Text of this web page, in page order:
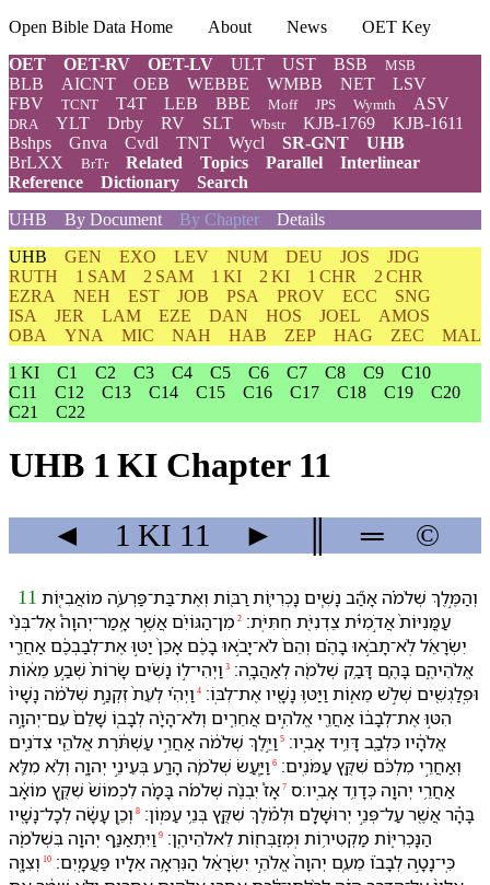
Open Bible Data Home About News
OET Key
OET
OET-RV OET-LV ULT UST BSB MSB
BLB AICNT OEB WEBBE WMBB NET
LSV
FBV
TCNT T4T LEB BBE Moff JPS Wymth ASV
DRA YLT Drby RV SLT Wbstr KJB-1769
KJB-1611
Bshps
Gnva Cvdl TNT Wycl SR-GNT
UHB
BrLXX
BrTr Related Topics Parallel
Interlinear
Reference
Dictionary
Search
UHB
By Document By Chapter Details
UHB GEN EXO LEV NUM DEU JOS
JDG
RUTH
1 SAM 2 SAM 1 KI 2 KI 1 CHR
2 CHR
EZRA
NEH EST JOB PSA PROV ECC
SNG
ISA
JER LAM EZE DAN HOS JOEL
AMOS
OBA
YNA MIC NAH HAB ZEP HAG ZEC
MAL
1 KI
C1 C2 C3 C4 C5 C6 C7 C8 C9
C10
C11
C12 C13 C14 C15 C16 C17 C18 C19
C20
C21
C22
UHB 1 KI Chapter 11
◄ 1 KI 11 ► ═ ©
11 וְ⁠הַ⁠מֶּ֣לֶךְ שְׁלֹמֹ֗ה אָהַ֞ב נָשִׁ֧ים נָכְרִיּ֛וֹת רַבּ֖וֹת וְ⁠אֶת־בַּת־פַּרְעֹ֑ה מוֹאֲבִיּ֤וֹת
עַמֳּנִיּוֹת֙ אֲדֹ֣מִיֹּ֔ת צֵדְנִיֹּ֖ת חִתִּיֹּֽת׃ 2 מִן־הַ⁠גּוֹיִ֗ם אֲשֶׁ֣ר אָֽמַר־יְהוָה֩ אֶל־בְּנֵ֨י
יִשְׂרָאֵ֜ל לֹֽא־תָבֹ֣אוּ בָ⁠הֶ֗ם וְ⁠הֵם֙ לֹא־יָבֹ֣אוּ בָ⁠כֶ֔ם אָכֵן֙ יַטּ֣וּ אֶת־לְבַבְ⁠כֶ֔ם אַחֲרֵ֖י
אֱלֹהֵי⁠הֶ֑ם בָּ⁠הֶ֛ם דָּבַ֥ק שְׁלֹמֹ֖ה לְ⁠אַהֲבָֽה׃ 3 וַ⁠יְהִי־ל֣⁠וֹ נָשִׁ֗ים שָׂרוֹת֙ שְׁבַ֣ע מֵא֔וֹת
וּ⁠פִֽלַגְשִׁ֖ים שְׁלֹ֣שׁ מֵא֑וֹת וַ⁠יַּטּ֥וּ נָשָׁ֖י⁠ו אֶת־לִבּֽ⁠וֹ׃ 4 וַ⁠יְהִ֗י לְ⁠עֵת֙ זִקְנַ֣ת שְׁלֹמֹ֔ה נָשָׁי⁠ו֙
הִטּ֣וּ אֶת־לְבָב֔⁠וֹ אַחֲרֵ֖י אֱלֹהִ֣ים אֲחֵרִ֑ים וְ⁠לֹא־הָיָ֨ה לְבָב֤⁠וֹ שָׁלֵם֙ עִם־יְהוָ֣ה
אֱלֹהָ֔י⁠ו כִּ⁠לְבַ֖ב דָּוִ֥יד אָבִֽי⁠ו׃ 5 וַ⁠יֵּ֣לֶךְ שְׁלֹמֹ֔ה אַחֲרֵ֣י עַשְׁתֹּ֔רֶת אֱלֹהֵ֖י צִדֹנִ֑ים
וְ⁠אַחֲרֵ֣י מִלְכֹּ֔ם שִׁקֻּ֖ץ עַמֹּנִֽים׃ 6 וַ⁠יַּ֧עַשׂ שְׁלֹמֹ֛ה הָ⁠רַ֖ע בְּ⁠עֵינֵ֣י יְהוָ֑ה וְ⁠לֹ֥א מִלֵּ֛א
אַחֲרֵ֥י יְהוָ֖ה כְּ⁠דָוִ֥ד אָבִֽי⁠ו׃ס 7 אָז֩ יִבְנֶ֨ה שְׁלֹמֹ֜ה בָּמָ֗ה לִ⁠כְמוֹשׁ֙ שִׁקֻּ֣ץ מוֹאָ֔ב
בָּ⁠הָ֕ר אֲשֶׁ֖ר עַל־פְּנֵ֣י יְרוּשָׁלִָ֑ם וּ⁠לְ⁠מֹ֕לֶךְ שִׁקֻּ֖ץ בְּנֵ֥י עַמּֽוֹן׃ 8 וְ⁠כֵ֣ן עָשָׂ֔ה לְ⁠כָל־נָשָׁ֖י⁠ו
הַ⁠נָּכְרִיּ֑וֹת מַקְטִיר֥וֹת וּֽ⁠מְזַבְּח֖וֹת לֵ⁠אלֹהֵי⁠הֶֽן׃ 9 וַ⁠יִּתְאַנַּ֥ף יְהוָ֖ה בִּ⁠שְׁלֹמֹ֑ה
כִּֽי־נָטָ֣ה לְבָב֗⁠וֹ מֵ⁠עִ֤ם יְהוָה֙ אֱלֹהֵ֣י יִשְׂרָאֵ֔ל הַ⁠נִּרְאָ֥ה אֵלָ֖י⁠ו פַּעֲמָֽיִם׃ 10 וְ⁠צִוָּ֤ה